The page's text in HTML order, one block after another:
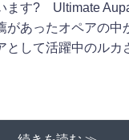
ます? Ultimate
があったオペアの中
として活躍中のルカ